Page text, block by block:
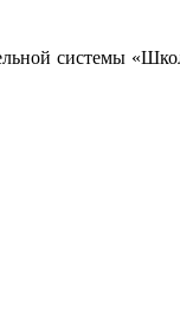
системы